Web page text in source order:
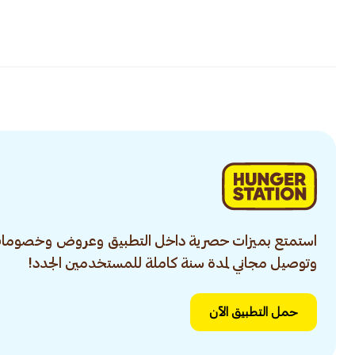
استمتع بميزات حصرية داخل التطبيق وعروض
وتوصيل مجاني لمدة سنة كاملة للمستخدمين الجدد!
حمل التطبيق الآن